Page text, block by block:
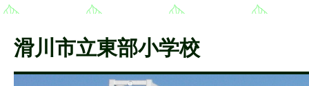
滑川市立東部小学校